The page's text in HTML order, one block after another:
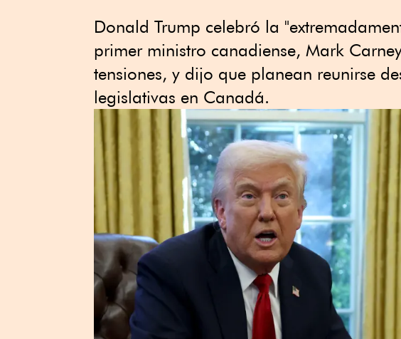
Donald Trump celebró la
primer ministro canadiense, Mark
tensiones, y dijo que planean reunirse
legislativas en Canadá.